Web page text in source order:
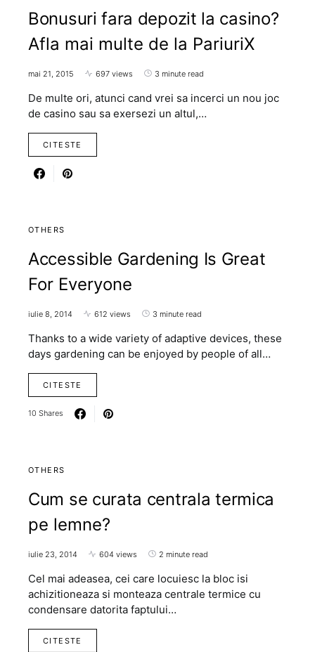
Bonusuri fara depozit la casino?
Afla mai multe de la PariuriX
mai 21, 2015 697 views 3 minute read
De multe ori, atunci cand vrei sa incerci un nou joc
de casino sau sa exersezi un altul,…
CITESTE
OTHERS
Accessible Gardening Is Great
For Everyone
iulie 8, 2014 612 views 3 minute read
Thanks to a wide variety of adaptive devices, these
days gardening can be enjoyed by people of all…
CITESTE
10 Shares
OTHERS
Cum se curata centrala termica
pe lemne?
iulie 23, 2014 604 views 2 minute read
Cel mai adeasea, cei care locuiesc la bloc isi
achizitioneaza si monteaza centrale termice cu
condensare datorita faptului…
CITESTE